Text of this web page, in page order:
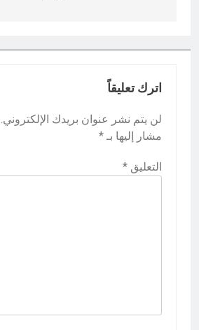
اترك تعليقاً
لن يتم نشر عنوان بريدك الإلكتروني.
مشار إليها بـ *
التعليق *